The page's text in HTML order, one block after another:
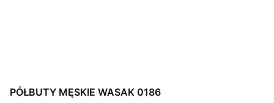
PÓŁBUTY MĘSKIE WASAK 0186